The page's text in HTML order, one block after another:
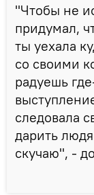
"Чтобы не
придумал,
ты уехала
со своими
радуешь
следовала
дарить
скучаю", -